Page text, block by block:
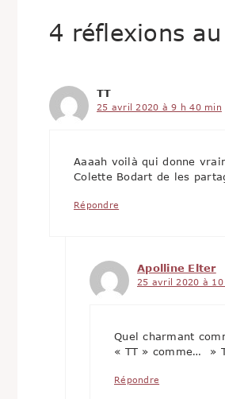
4 réflexions
TT
25 avril 2020 à 9 h 40 min
Aaaah voilà qui donne
Colette Bodart de les
Répondre
Apolline Elter
25 avril 2020 à
Quel charmant
« TT » comme… »
Répondre